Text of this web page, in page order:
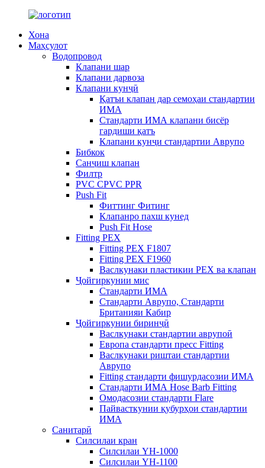
Хона
Маҳсулот
Водопровод
Клапани шар
Клапани дарвоза
Клапани кунҷӣ
Қатъи клапан дар семоҳаи стандартии
ИМА
Стандарти ИМА клапани бисёр
гардиши қатъ
Клапани кунҷи стандартии Аврупо
Бибкок
Санҷиш клапан
Филтр
PVC CPVC PPR
Push Fit
Фиттинг Фитинг
Клапанро пахш кунед
Push Fit Hose
Fitting PEX
Fitting PEX F1807
Fitting PEX F1960
Васлкунаки пластикии PEX ва клапан
Ҷойгиркунии мис
Стандарти ИМА
Стандарти Аврупо, Стандарти
Британияи Кабир
Ҷойгиркунии биринҷӣ
Васлкунаки стандартии аврупоӣ
Европа стандарти пресс Fitting
Васлкунаки риштаи стандартии
Аврупо
Fitting стандарти фишурдасозии ИМА
Стандарти ИМА Hose Barb Fitting
Омодасозии стандарти Flare
Пайвасткунии қубурҳои стандартии
ИМА
Санитарӣ
Силсилаи кран
Силсилаи YH-1000
Силсилаи YH-1100